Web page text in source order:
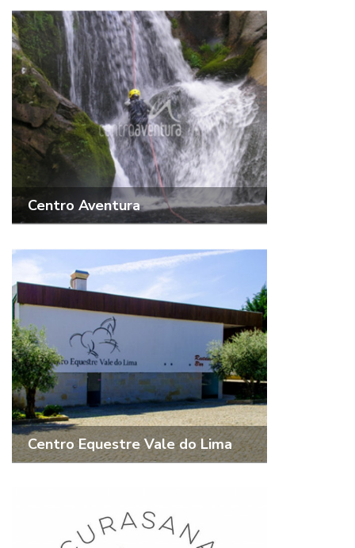
Centro Aventura
Centro Equestre Vale do Lima